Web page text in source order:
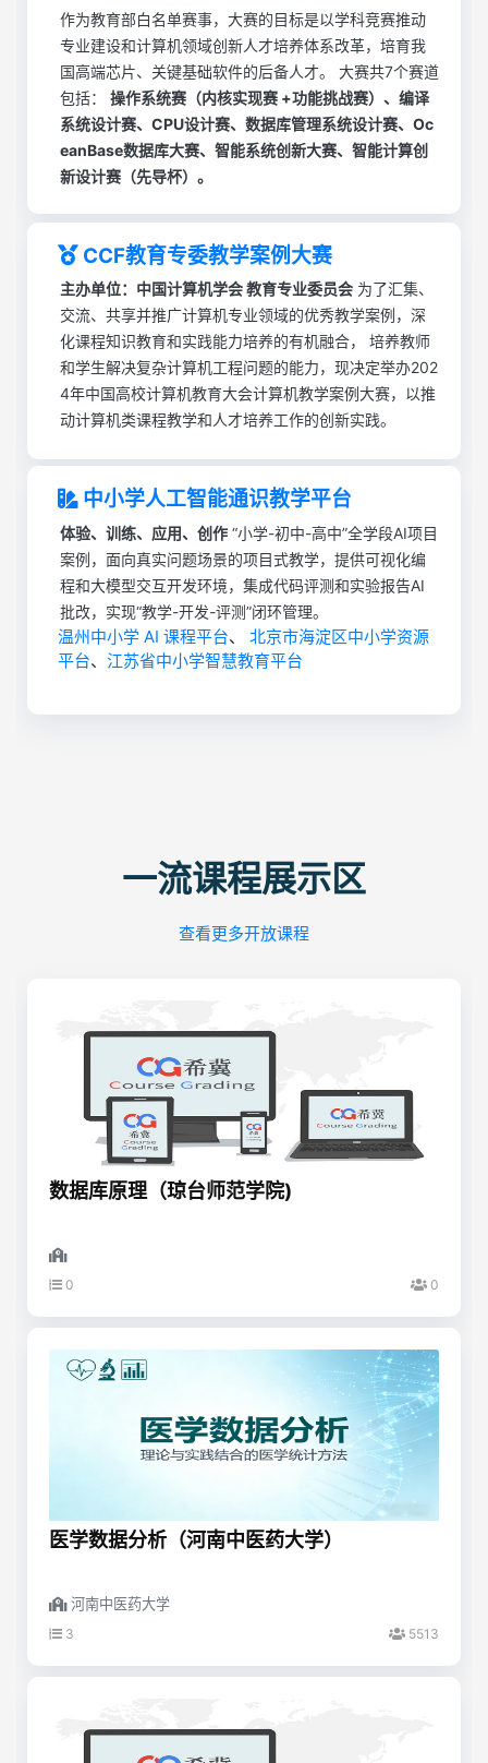
作为教育部白名单赛事，大赛的目标是以学科竞赛推动
专业建设和计算机领域创新人才培养体系改革，培育我
国高端芯片、关键基础软件的后备人才。 大赛共7个赛道
包括： 操作系统赛（内核实现赛 +功能挑战赛）、编译
系统设计赛、CPU设计赛、数据库管理系统设计赛、Oc
eanBase数据库大赛、智能系统创新大赛、智能计算创
新设计赛（先导杯）。
CCF教育专委教学案例大赛
主办单位：中国计算机学会 教育专业委员会 为了汇集、
交流、共享并推广计算机专业领域的优秀教学案例，深
化课程知识教育和实践能力培养的有机融合， 培养教师
和学生解决复杂计算机工程问题的能力，现决定举办202
4年中国高校计算机教育大会计算机教学案例大赛，以推
动计算机类课程教学和人才培养工作的创新实践。
中小学人工智能通识教学平台
体验、训练、应用、创作 “小学-初中-高中”全学段AI项目
案例，面向真实问题场景的项目式教学，提供可视化编
程和大模型交互开发环境，集成代码评测和实验报告AI
批改，实现“教学-开发-评测”闭环管理。
温州中小学 AI 课程平台、 北京市海淀区中小学资源
平台、 江苏省中小学智慧教育平台
一流课程展示区
查看更多开放课程
数据库原理（琼台师范学院)
0 0
医学数据分析（河南中医药大学）
河南中医药大学
3 5513